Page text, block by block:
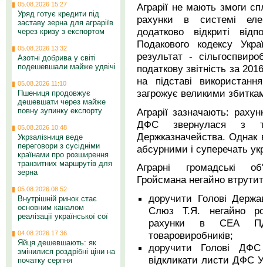
Аграрії не мають змоги
рахунки в системі
додатково відкриті
Подакового кодексу
результат -
податкову звітність за
на підставі
загрожує великими
Аграрії зазначають:
ДФС звернулася з
Держказначейства. Однак
абсурними і суперечать
Аграрні громадські
Гройсмана негайно
доручити Голові
Слюз Т.Я. негайно
рахунки в СЕА ПДВ
товаровиробників;
доручити Голові
відкликати листи ДФС
05.08.2026 15:27
Уряд готує кредити під
заставу зерна для аграріїв
через кризу з експортом
05.08.2026 13:32
Азотні добрива у світі
подешевшали майже удвічі
05.08.2026 11:10
Пшениця продовжує
дешевшати через майже
повну зупинку експорту
05.08.2026 10:48
Укрзалізниця веде
переговори з сусідніми
країнами про розширення
транзитних маршрутів для
зерна
05.08.2026 08:52
Внутрішній ринок стає
основним каналом
реалізації української сої
04.08.2026 17:36
Яйця дешевшають: як
змінилися роздрібні ціни на
початку серпня